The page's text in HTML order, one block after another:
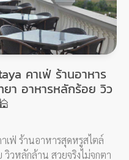
คาเฟ่ ร้านอาหาร
า อาหารหลักร้อย วิว
เฟ่ ร้านอาหารสุดหรูสไตล์
วหลักล้าน สวยจริงไม่จกตา